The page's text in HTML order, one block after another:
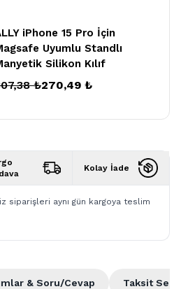
iPhone 15 Pro İçin
Uyumlu Standlı
Silikon Kılıf
₺270,49 ₺
Kolay İade
siparişleri aynı gün kargoya teslim
Taksit
& Soru/Cevap